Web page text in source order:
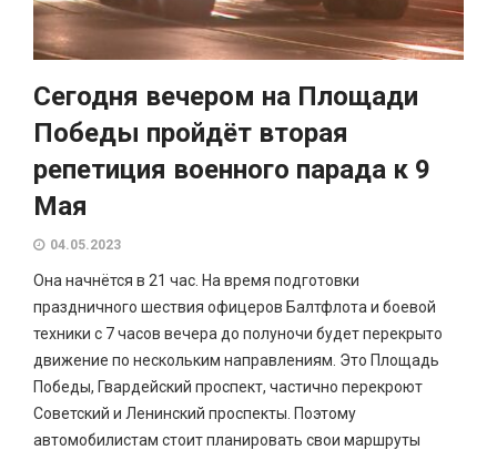
Сегодня вечером на Площади
Победы пройдёт вторая
репетиция военного парада к 9
Мая
04.05.2023
Она начнётся в 21 час. На время подготовки
праздничного шествия офицеров Балтфлота и боевой
техники с 7 часов вечера до полуночи будет перекрыто
движение по нескольким направлениям. Это Площадь
Победы, Гвардейский проспект, частично перекроют
Советский и Ленинский проспекты. Поэтому
автомобилистам стоит планировать свои маршруты